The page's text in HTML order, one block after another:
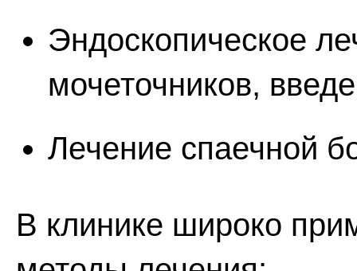
Эндоскопическое
мочеточников,
Лечение спаечной
В клинике широко